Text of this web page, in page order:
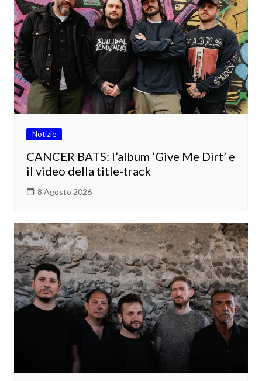
Notizie
CANCER BATS: l’album ‘Give Me Dirt’ e
il video della title-track
8 Agosto 2026